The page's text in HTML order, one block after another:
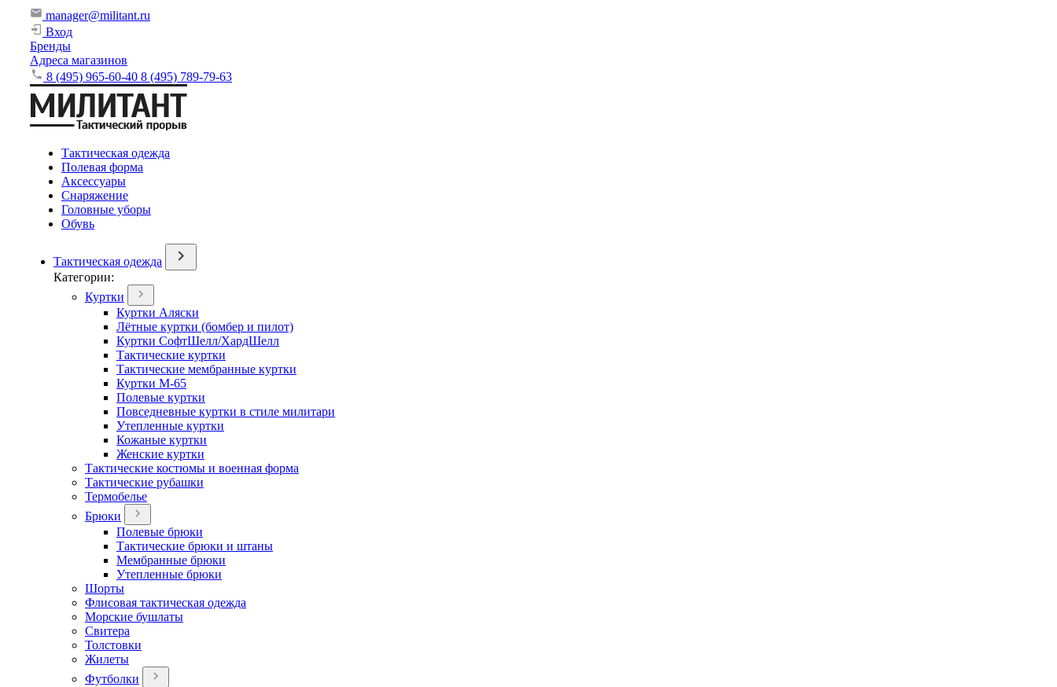
manager@militant.ru
Вход
Бренды
Адреса магазинов
8 (495) 965-60-40 8 (495) 789-79-63
Тактическая одежда
Полевая форма
Аксессуары
Снаряжение
Головные уборы
Обувь
Тактическая одежда
Категории:
Куртки
Куртки Аляски
Лётные куртки (бомбер и пилот)
Куртки СофтШелл/ХардШелл
Тактические куртки
Тактические мембранные куртки
Куртки М-65
Полевые куртки
Повседневные куртки в стиле милитари
Утепленные куртки
Кожаные куртки
Женские куртки
Тактические костюмы и военная форма
Тактические рубашки
Термобелье
Брюки
Полевые брюки
Тактические брюки и штаны
Мембранные брюки
Утепленные брюки
Шорты
Флисовая тактическая одежда
Морские бушлаты
Свитера
Толстовки
Жилеты
Футболки